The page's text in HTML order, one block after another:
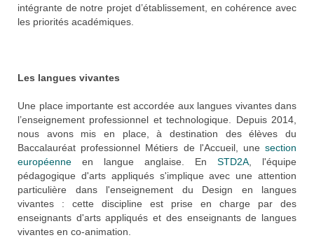
intégrante de notre projet d’établissement, en cohérence avec
les priorités académiques.
Les langues vivantes
Une place importante est accordée aux langues vivantes dans
l’enseignement professionnel et technologique. Depuis 2014,
nous avons mis en place, à destination des élèves du
Baccalauréat professionnel Métiers de l'Accueil, une section
européenne en langue anglaise. En STD2A , l'équipe
pédagogique d'arts appliqués s'implique avec une attention
particulière dans l'enseignement du Design en langues
vivantes : cette discipline est prise en charge par des
enseignants d'arts appliqués et des enseignants de langues
vivantes en co-animation.